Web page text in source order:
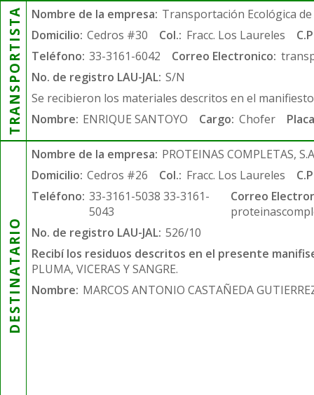
TRANSPORTISTA Nombre de la empresa: Transportación Ecológica de
Domicilio: Cedros #30 Col.: Fracc. Los Laureles
Teléfono: 33-3161-6042 Correo Electronico:
No. de registro LAU-JAL: S/N
Se recibieron los materiales descritos en el
Nombre: ENRIQUE SANTOYO Cargo: Chofer
DESTINATARIO
Nombre de la empresa: PROTEINAS COMPLETAS,
Domicilio: Cedros #26 Col.: Fracc. Los Laureles
Teléfono: 33-3161-5038 33-3161-
5043
Correo
No. de registro LAU-JAL: 526/10
Recibí los residuos descritos en el presente
PLUMA, VICERAS Y SANGRE.
Nombre: MARCOS ANTONIO CASTAÑEDA